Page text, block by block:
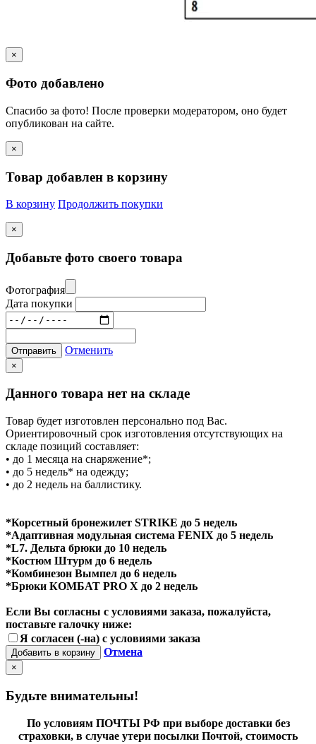
×
Фото добавлено
Спасибо за фото! После проверки модератором, оно будет
опубликован на сайте.
×
Товар добавлен в корзину
В корзину Продолжить покупки
×
Добавьте фото своего товара
Фотография
Дата покупки
Отправить Отменить
×
Данного товара нет на складе
Товар будет изготовлен персонально под Вас.
Ориентировочный срок изготовления отсутствующих на
складе позиций составляет:
• до 1 месяца на снаряжение*;
• до 5 недель* на одежду;
• до 2 недель на баллистику.
*Корсетный бронежилет STRIKE до 5 недель
*Адаптивная модульная система FENIX до 5 недель
*L7. Дельта брюки до 10 недель
*Костюм Штурм до 6 недель
*Комбинезон Вымпел до 6 недель
*Брюки КОМБАТ PRO X до 2 недель
Если Вы согласны с условиями заказа, пожалуйста,
поставьте галочку ниже:
Я согласен (-на) с условиями заказа
Добавить в корзину Отмена
×
Будьте внимательны!
По условиям ПОЧТЫ РФ при выборе доставки без
страховки, в случае утери посылки Почтой, стоимость